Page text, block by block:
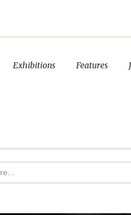
Exhibitions Features